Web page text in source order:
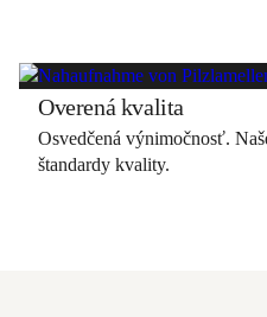
Overená kvalita
Osvedčená výnimočnosť.
štandardy kvality.